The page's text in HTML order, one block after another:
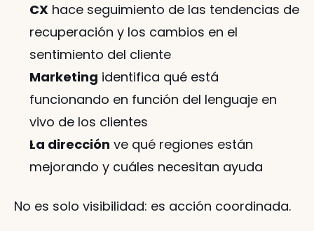
CX hace seguimiento de las tendencias de
recuperación y los cambios en el
sentimiento del cliente
Marketing identifica qué está
funcionando en función del lenguaje en
vivo de los clientes
La dirección ve qué regiones están
mejorando y cuáles necesitan ayuda
No es solo visibilidad: es acción coordinada.